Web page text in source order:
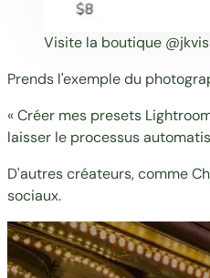
Visite la boutique
Prends l'exemple du
« Créer mes presets
laisser le processus
D'autres créateurs, comme
sociaux.